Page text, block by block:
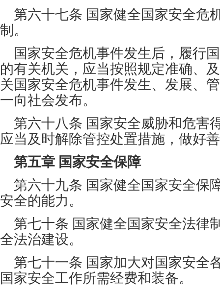
第六十七条 国家健全国家安全危
制。
国家安全危机事件发生后，履行
的有关机关，应当按照规定准确、
关国家安全危机事件发生、发展、
一向社会发布。
第六十八条 国家安全威胁和危害
应当及时解除管控处置措施，做好
第五章 国家安全保障
第六十九条 国家健全国家安全保
安全的能力。
第七十条 国家健全国家安全法律
全法治建设。
第七十一条 国家加大对国家安全
国家安全工作所需经费和装备。